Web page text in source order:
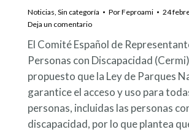
Noticias Sin categoría PorFeproami
24
Deja un comentario
El Comité Español de
Personas con Discapacidad
propuesto que la Ley de Parques
garantice el acceso y uso para
personas, incluidas las personas
discapacidad, por lo que plantea